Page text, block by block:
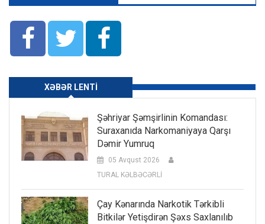
XƏBƏR LENTI
Şəhriyar Şəmşirlinin Komandası:
Suraxanıda Narkomaniyaya Qarşı
Dəmir Yumruq
05 Avqust 2026
TURAL KƏLBƏCƏRLİ
Çay Kənarında Narkotik Tərkibli
Bitkilər Yetişdirən Şəxs Saxlanılıb